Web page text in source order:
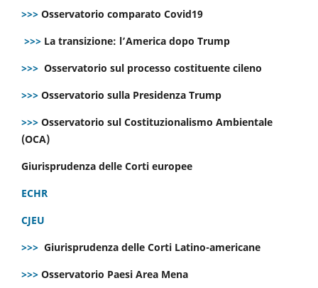
>>> Osservatorio comparato Covid19
>>> La transizione: l’America dopo Trump
>>> Osservatorio sul processo costituente cileno
>>> Osservatorio sulla Presidenza Trump
>>> Osservatorio sul Costituzionalismo Ambientale
(OCA)
Giurisprudenza delle Corti europee
ECHR
CJEU
>>> Giurisprudenza delle Corti Latino-americane
>>> Osservatorio Paesi Area Mena